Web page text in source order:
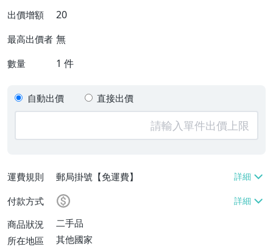
出價增額 20
最高出價者 無
數量 1 件
自動出價 直接出價
運費規則
郵局掛號【免運費】
付款方式
商品狀況
二手品
所在地區
其他國家